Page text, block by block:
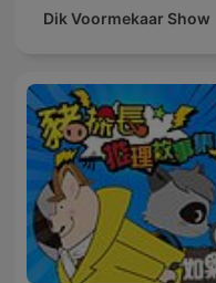
Dik Voormekaar Show